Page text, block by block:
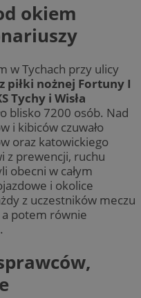
okiem
w Tychach przy ulicy
piłki nożnej Fortuny I
Tychy i Wisła
blisko 7200 osób. Nad
i kibiców czuwało
oraz katowickiego
z prewencji, ruchu
obecni w całym
i okolice
z uczestników meczu
a potem równie